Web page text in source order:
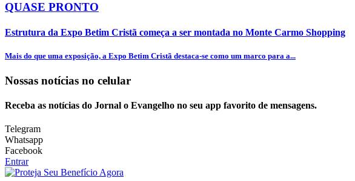
QUASE PRONTO
Estrutura da Expo Betim Cristã começa a ser montada no Monte Carmo Shopping
Mais do que uma exposição, a Expo Betim Cristã destaca-se como um marco para a...
Nossas notícias no celular
Receba as notícias do Jornal o Evangelho no seu app favorito de mensagens.
Telegram
Whatsapp
Facebook
Entrar